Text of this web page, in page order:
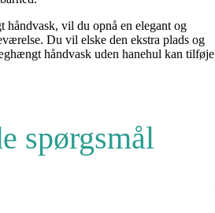
vil du opnå en elegant og
Du vil elske den ekstra plads og
håndvask uden hanehul kan tilføje
spørgsmål